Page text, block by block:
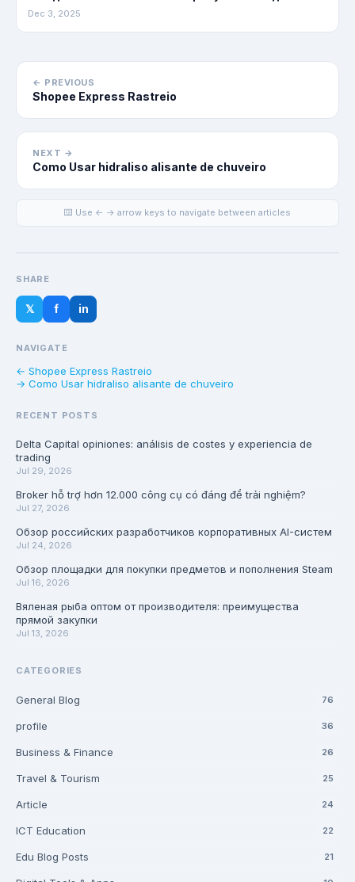
Dec 3, 2025
← PREVIOUS
Shopee Express Rastreio
NEXT →
Como Usar hidraliso alisante de chuveiro
⌨️ Use ← → arrow keys to navigate between articles
SHARE
𝕏 f in
NAVIGATE
← Shopee Express Rastreio
→ Como Usar hidraliso alisante de chuveiro
RECENT POSTS
Delta Capital opiniones: análisis de costes y experiencia de
trading
Jul 29, 2026
Broker hỗ trợ hơn 12.000 công cụ có đáng để trải nghiệm?
Jul 27, 2026
Обзор российских разработчиков корпоративных AI-систем
Jul 24, 2026
Обзор площадки для покупки предметов и пополнения Steam
Jul 16, 2026
Вяленая рыба оптом от производителя: преимущества
прямой закупки
Jul 13, 2026
CATEGORIES
General Blog 76
profile 36
Business & Finance 26
Travel & Tourism 25
Article 24
ICT Education 22
Edu Blog Posts 21